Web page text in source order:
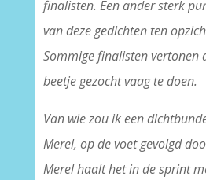
finalisten. Een ander sterk
van deze gedichten ten
Sommige finalisten vertonen
beetje gezocht vaag te doen.
Van wie zou ik een
Merel, op de voet gevolgd
Merel haalt het in de sprint